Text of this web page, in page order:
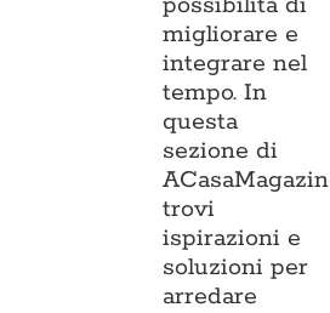
migliorare e
integrare nel
tempo. In
questa
sezione di
trovi
ispirazioni e
soluzioni per
arredare